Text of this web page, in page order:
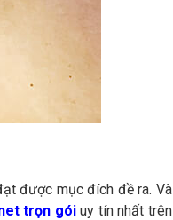
được mục đích đề ra. Và
trọn góiuy tín nhất trên